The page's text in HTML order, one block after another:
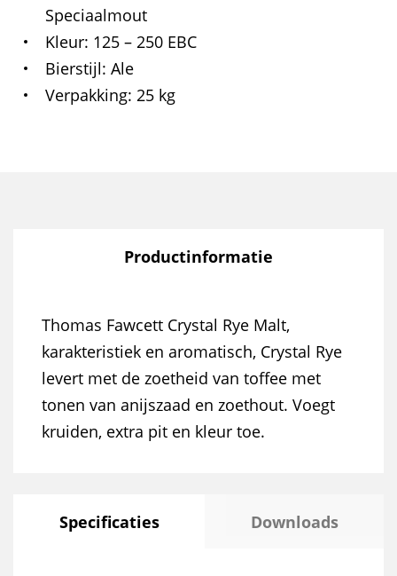
Speciaalmout
Kleur 125 – 250 EBC
Bierstijl Ale
Verpakking 25 kg
Productinformatie
Thomas Fawcett Crystal Rye Malt,
karakteristiek en aromatisch, Crystal Rye
levert met de zoetheid van toffee met
tonen van anijszaad en zoethout. Voegt
kruiden, extra pit en kleur toe.
Specificaties Downloads